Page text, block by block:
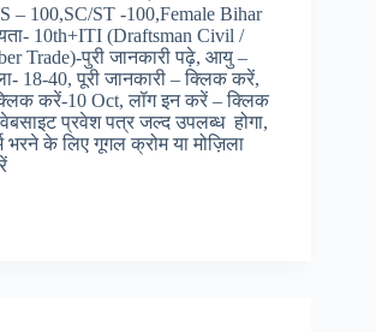
– 100,SC/ST -100,Female Bihar
10th+ITI (Draftsman Civil /
Trade)-पुरी जानकारी पढ़े, आयु –
18-40, पूरी जानकारी – क्लिक करें,
करें-10 Oct, लॉग इन करें – क्लिक
प्रवेश पत्र जल्द उपलब्ध होगा,
भरने के लिए गूगल क्रोम या मोज़िला